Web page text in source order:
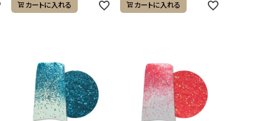
カートに入れる カートに入れる